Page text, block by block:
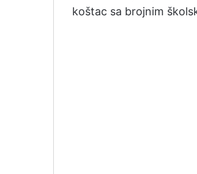
koštac sa brojnim